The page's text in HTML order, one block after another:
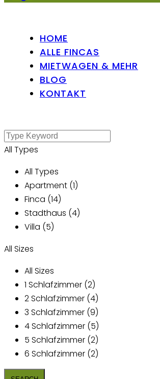
HOME
ALLE FINCAS
MIETWAGEN & MEHR
BLOG
KONTAKT
All Types
All Types
Apartment (1)
Finca (14)
Stadthaus (4)
Villa (5)
All Sizes
All Sizes
1 Schlafzimmer (2)
2 Schlafzimmer (4)
3 Schlafzimmer (9)
4 Schlafzimmer (5)
5 Schlafzimmer (2)
6 Schlafzimmer (2)